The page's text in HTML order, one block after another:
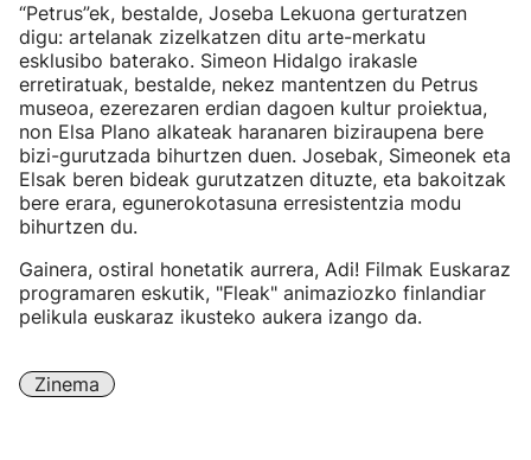
“Petrus”ek, bestalde, Joseba Lekuona gerturatzen
digu: artelanak zizelkatzen ditu arte-merkatu
esklusibo baterako. Simeon Hidalgo irakasle
erretiratuak, bestalde, nekez mantentzen du Petrus
museoa, ezerezaren erdian dagoen kultur proiektua,
non Elsa Plano alkateak haranaren biziraupena bere
bizi-gurutzada bihurtzen duen. Josebak, Simeonek eta
Elsak beren bideak gurutzatzen dituzte, eta bakoitzak
bere erara, egunerokotasuna erresistentzia modu
bihurtzen du.
Gainera, ostiral honetatik aurrera, Adi! Filmak Euskaraz
programaren eskutik, "Fleak" animaziozko finlandiar
pelikula euskaraz ikusteko aukera izango da.
Zinema